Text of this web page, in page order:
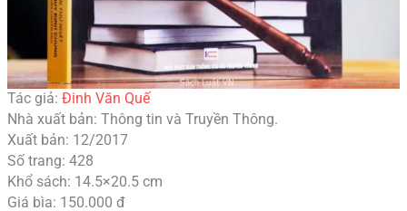
Tác giả: Đinh Văn Quế
Nhà xuất bản: Thông tin và Truyền Thông.
Xuất bản: 12/2017
Số trang: 428
Khổ sách: 14.5×20.5 cm
Giá bìa: 150.000 đ